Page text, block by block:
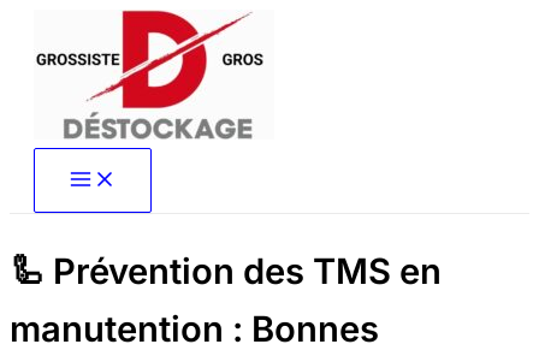
🦾 Prévention des TMS en
manutention : Bonnes